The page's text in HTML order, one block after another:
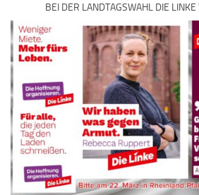
BEI DER LANDTAGSWAHL DIE